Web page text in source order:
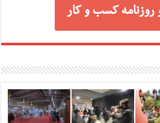
روزنامه کسب و کار